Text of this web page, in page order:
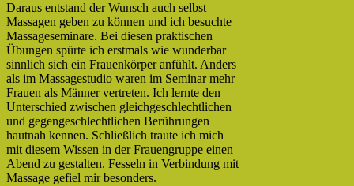
Daraus entstand der Wunsch auch selbst
Massagen geben zu können und ich besuchte
Massageseminare. Bei diesen praktischen
Übungen spürte ich erstmals wie wunderbar
sinnlich sich ein Frauenkörper anfühlt. Anders
als im Massagestudio waren im Seminar mehr
Frauen als Männer vertreten. Ich lernte den
Unterschied zwischen gleichgeschlechtlichen
und gegengeschlechtlichen Berührungen
hautnah kennen. Schließlich traute ich mich
mit diesem Wissen in der Frauengruppe einen
Abend zu gestalten. Fesseln in Verbindung mit
Massage gefiel mir besonders.